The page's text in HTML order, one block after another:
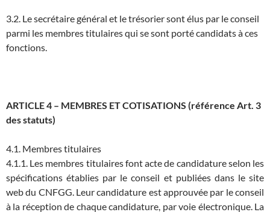
3.2. Le secrétaire général et le trésorier sont élus par le conseil
parmi les membres titulaires qui se sont porté candidats à ces
fonctions.
ARTICLE 4 – MEMBRES ET COTISATIONS (référence Art. 3
des statuts)
4.1. Membres titulaires
4.1.1. Les membres titulaires font acte de candidature selon les
spécifications établies par le conseil et publiées dans le site
web du CNFGG. Leur candidature est approuvée par le conseil
à la réception de chaque candidature, par voie électronique. La